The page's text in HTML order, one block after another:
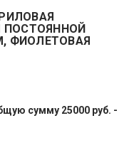
ПОСТОЯННОЙ
ФИОЛЕТОВАЯ
сумму 25000 руб. -